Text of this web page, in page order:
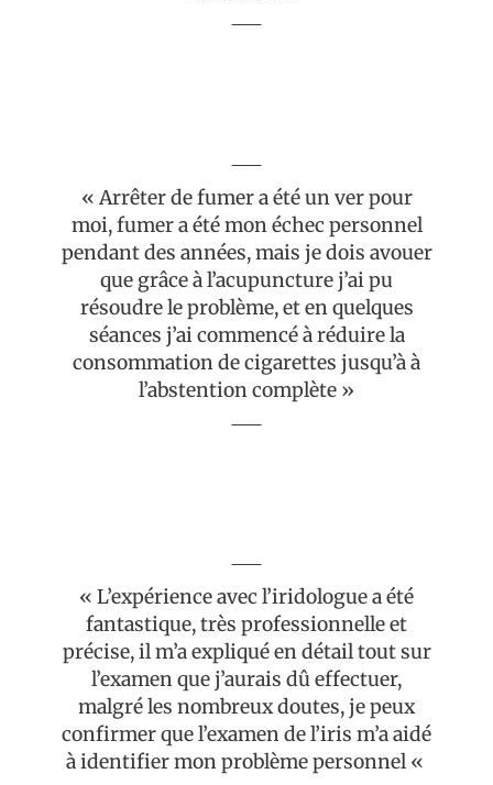
« Arrêter de fumer a été un ver pour
moi, fumer a été mon échec personnel
pendant des années, mais je dois avouer
que grâce à l’acupuncture j’ai pu
résoudre le problème, et en quelques
séances j’ai commencé à réduire la
consommation de cigarettes jusqu’à à
l’abstention complète »
« L’expérience avec l’iridologue a été
fantastique, très professionnelle et
précise, il m’a expliqué en détail tout sur
l’examen que j’aurais dû effectuer,
malgré les nombreux doutes, je peux
confirmer que l’examen de l’iris m’a aidé
à identifier mon problème personnel «